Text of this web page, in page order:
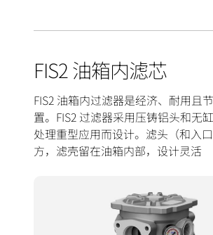
FIS2 油箱内滤芯
FIS2 油箱内过滤器是经济、耐用且
置。FIS2 过滤器采用压铸铝头和无
处理重型应用而设计。滤头（和入
方，滤壳留在油箱内部，设计灵活